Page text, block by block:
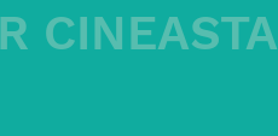
CINEASTA